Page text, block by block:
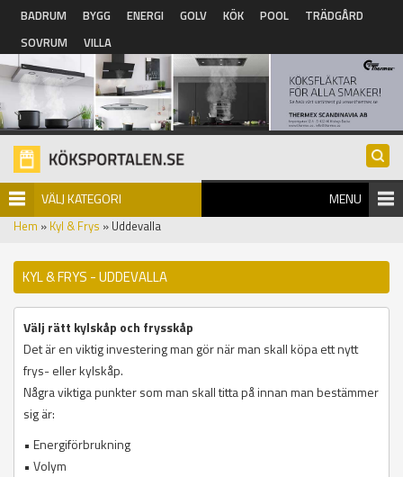
Hoppa till huvudinnehåll
BADRUM BYGG ENERGI GOLV KÖK POOL
TRÄDGÅRD
SOVRUM
VILLA
VÄLJ KATEGORI MENU
Hem » Kyl & Frys » Uddevalla
KYL & FRYS - UDDEVALLA
Välj rätt kylskåp och frysskåp
Det är en viktig investering man gör när man skall köpa ett nytt
frys- eller kylskåp.
Några viktiga punkter som man skall titta på innan man bestämmer
sig är:
• Energiförbrukning
• Volym